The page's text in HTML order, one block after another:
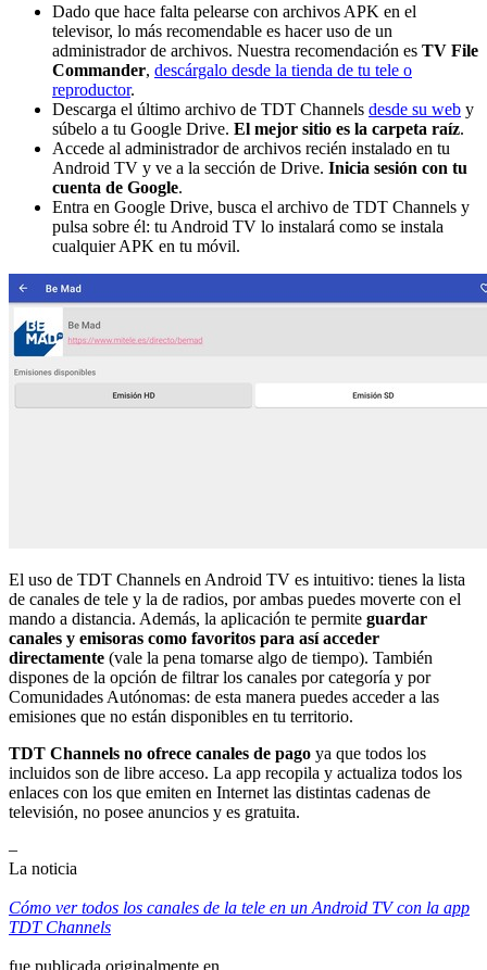
Dado que hace falta pelearse con archivos APK en el
televisor, lo más recomendable es hacer uso de un
administrador de archivos. Nuestra recomendación es TV File
Commander, descárgalo desde la tienda de tu tele o
reproductor.
Descarga el último archivo de TDT Channels desde su web y
súbelo a tu Google Drive. El mejor sitio es la carpeta raíz.
Accede al administrador de archivos recién instalado en tu
Android TV y ve a la sección de Drive. Inicia sesión con tu
cuenta de Google.
Entra en Google Drive, busca el archivo de TDT Channels y
pulsa sobre él: tu Android TV lo instalará como se instala
cualquier APK en tu móvil.
El uso de TDT Channels en Android TV es intuitivo: tienes la lista
de canales de tele y la de radios, por ambas puedes moverte con el
mando a distancia. Además, la aplicación te permite guardar
canales y emisoras como favoritos para así acceder
directamente (vale la pena tomarse algo de tiempo). También
dispones de la opción de filtrar los canales por categoría y por
Comunidades Autónomas: de esta manera puedes acceder a las
emisiones que no están disponibles en tu territorio.
TDT Channels no ofrece canales de pago ya que todos los
incluidos son de libre acceso. La app recopila y actualiza todos los
enlaces con los que emiten en Internet las distintas cadenas de
televisión, no posee anuncios y es gratuita.
–
La noticia
Cómo ver todos los canales de la tele en un Android TV con la app
TDT Channels
fue publicada originalmente en